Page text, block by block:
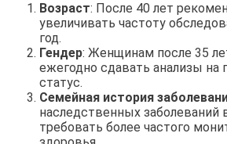
Возраст: После 40 лет
увеличивать частоту
год.
Гендер: Женщинам после 35
ежегодно сдавать анализы на
статус.
Семейная история
наследственных
требовать более частого